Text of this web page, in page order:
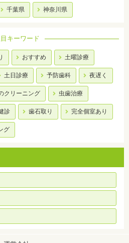
千葉県 神奈川県
キーワード
おすすめ 土曜診療
土日診療 予防歯科 夜遅く
クリーニング 虫歯治療
診 歯石取り 完全個室あり
グ